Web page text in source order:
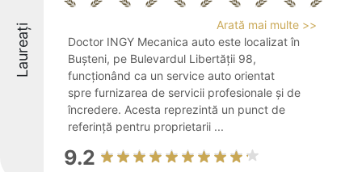
Laureați
Arată mai multe >>
Doctor INGY Mecanica auto este localizat în
Bușteni, pe Bulevardul Libertății 98,
funcționând ca un service auto orientat
spre furnizarea de servicii profesionale și de
încredere. Acesta reprezintă un punct de
referință pentru proprietarii ...
9.2